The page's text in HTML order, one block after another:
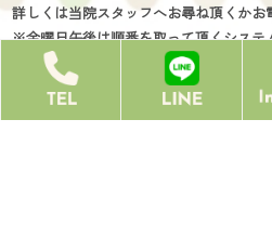
詳しくは当院スタッフへお尋ね頂くかお
※金曜日午後は順番を取って頂くシステ
ですが、予定手術の担当獣医師は診察
ない獣医師により診療可能な動物さん
んが当日ペットPASSに表示されない場